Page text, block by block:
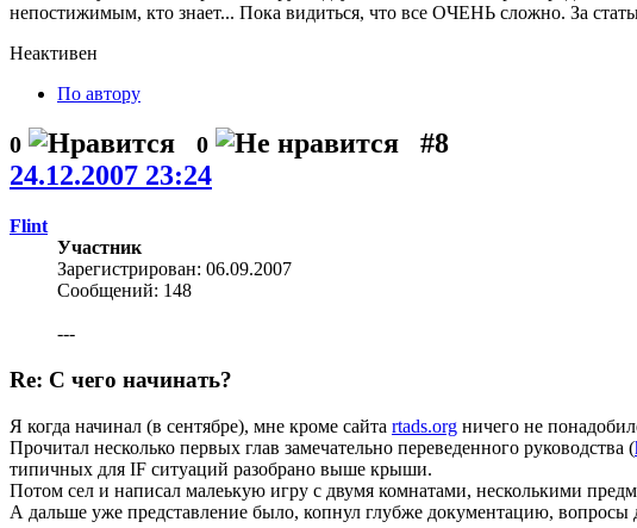
непостижимым, кто знает... Пока видиться, что все ОЧЕНЬ сложно. За
Неактивен
По автору
0 0
#8
24.12.2007 23:24
Flint
Участник
Зарегистрирован: 06.09.2007
Сообщений: 148
---
Re: С чего начинать?
Я когда начинал (в сентябре), мне кроме сайта rtads.org ничего не
Прочитал несколько первых глав замечательно переведенного руководства (
типичных для IF ситуаций разобрано выше крыши.
Потом сел и написал малеькую игру с двумя комнатами, несколькими
А дальше уже представление было, копнул глубже документацию, вопросы